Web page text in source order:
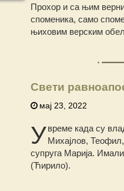
Прохор и са њим
споменика, само
њиховим верским
Свети
мај 23, 2022
Увреме када су
Михајлов,
супруга Марија.
(Ћирило).